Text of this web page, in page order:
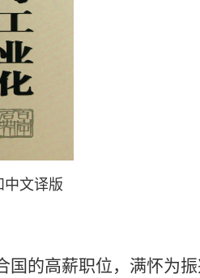
中文译版
的高薪职位，满怀为